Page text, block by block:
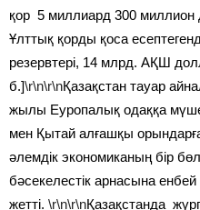
қор 5 миллиард 300 миллион
Ұлттық қорды қоса
резервтері, 14 млрд. АҚШ
б.]\r\n\r\nҚазақстан тауар
жылы Еуропалық одаққа
мен Қытай алғашқы
әлемдік экономиканың бір
бәсекелестік арнасына
жетті. \r\n\r\nҚазақстанда